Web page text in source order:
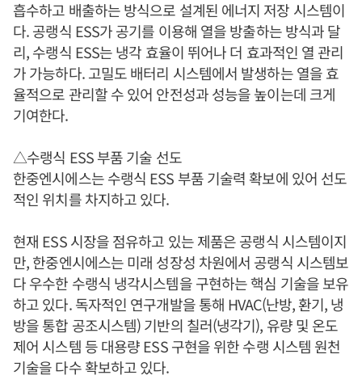
흡수하고 배출하는 방식으로 설계된 에너지 저장 시스템이
다. 공랭식 ESS가 공기를 이용해 열을 방출하는 방식과 달
리, 수랭식 ESS는 냉각 효율이 뛰어나 더 효과적인 열 관리
가 가능하다. 고밀도 배터리 시스템에서 발생하는 열을 효
율적으로 관리할 수 있어 안전성과 성능을 높이는데 크게
기여한다.
△수랭식 ESS 부품 기술 선도
한중엔시에스는 수랭식 ESS 부품 기술력 확보에 있어 선도
적인 위치를 차지하고 있다.
현재 ESS 시장을 점유하고 있는 제품은 공랭식 시스템이지
만, 한중엔시에스는 미래 성장성 차원에서 공랭식 시스템보
다 우수한 수랭식 냉각시스템을 구현하는 핵심 기술을 보유
하고 있다. 독자적인 연구개발을 통해 HVAC(난방, 환기, 냉
방을 통합 공조시스템) 기반의 칠러(냉각기), 유량 및 온도
제어 시스템 등 대용량 ESS 구현을 위한 수랭 시스템 원천
기술을 다수 확보하고 있다.